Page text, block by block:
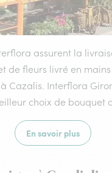
assurent la
de fleurs livré en
Cazalis. Interflora
choix de bouquet
En savoir plus